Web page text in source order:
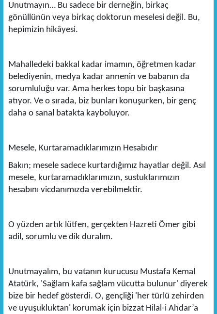
Unutmayın… Bu sadece bir derneğin, birkaç
gönüllünün veya birkaç doktorun meselesi değil. Bu,
hepimizin hikâyesi.
Mahalledeki bakkal kadar imamın, öğretmen kadar
belediyenin, medya kadar annenin ve babanın da
sorumluluğu var. Ama herkes topu bir başkasına
atıyor. Ve o sırada, biz bunları konuşurken, bir genç
daha o sanal batakta kayboluyor.
Mesele, Kurtaramadıklarımızın Hesabıdır
Bakın; mesele sadece kurtardığımız hayatlar değil. Asıl
mesele, kurtaramadıklarımızın, sustuklarımızın
hesabını vicdanımızda verebilmektir.
O yüzden artık lütfen, gerçekten Hazreti Ömer gibi
adil, sorumlu ve dik duralım.
Unutmayalım, bu vatanın kurucusu Mustafa Kemal
Atatürk, 'Sağlam kafa sağlam vücutta bulunur' diyerek
bize bir hedef gösterdi. O, gençliği 'her türlü zehirden
ve uyuşukluktan' korumak için bizzat Hilal-i Ahdar’a